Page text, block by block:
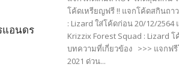
แอนดร
โค้ดเหรียญฟรี !! แจกโค้ดสกินถา
: Lizard ใส่โค้ดก่อน 20/12/
Krizzix Forest Squad : Lizard โ
บทความที่เกี่ยวข้อง >>> แจกฟรี
2021 ด่วน...